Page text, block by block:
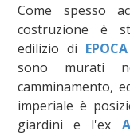
Come spesso
costruzione è
edilizio di
sono murati
camminamento,
imperiale è
giardini e l'ex